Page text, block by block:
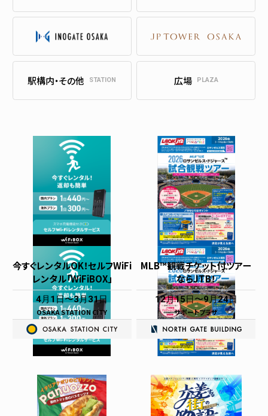
駅構内・その他 STATION 広場 PLAZA
今すぐレンタルOK！セルフWiFi
レンタル「WiFiBOX」
4月1日 3月31日
OSAKA STATION CITY
MLB™観戦チケット付ツアー
ならJTB！
12月15日 9月24日
サポートプラザ